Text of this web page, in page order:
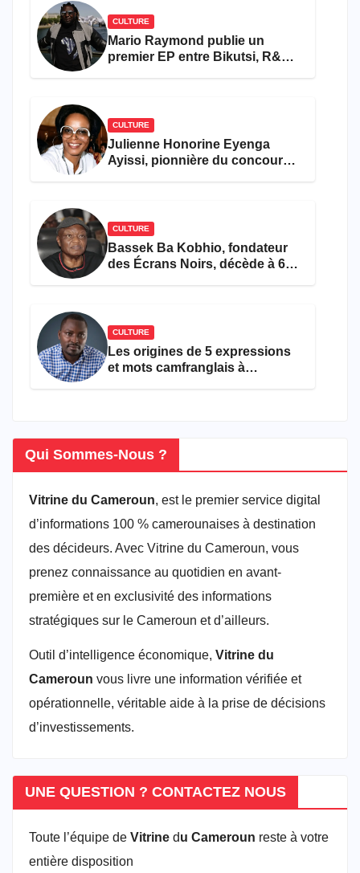
CULTURE
Mario Raymond publie un
premier EP entre Bikutsi, R&B
CULTURE
Julienne Honorine Eyenga
Ayissi, pionnière du concours
CULTURE
Bassek Ba Kobhio, fondateur
des Écrans Noirs, décède à 69
CULTURE
Les origines de 5 expressions
et mots camfranglais à
Qui Sommes-Nous ?
Vitrine du Cameroun, est le premier service digital
d’informations 100 % camerounaises à destination
des décideurs. Avec Vitrine du Cameroun, vous
prenez connaissance au quotidien en avant-
première et en exclusivité des informations
stratégiques sur le Cameroun et d’ailleurs.
Outil d’intelligence économique, Vitrine du
Cameroun vous livre une information vérifiée et
opérationnelle, véritable aide à la prise de décisions
d’investissements.
UNE QUESTION ? CONTACTEZ NOUS
Toute l’équipe de Vitrine du Cameroun reste à votre
entière disposition